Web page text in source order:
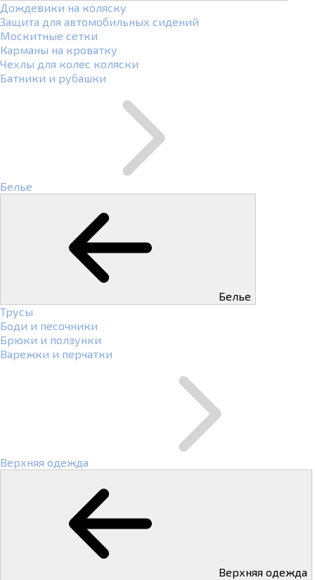
Дождевики на коляску
Защита для автомобильных сидений
Москитные сетки
Карманы на кроватку
Чехлы для колес коляски
Батники и рубашки
Белье
Белье
Трусы
Боди и песочники
Брюки и ползунки
Варежки и перчатки
Верхняя одежда
Верхняя одежда